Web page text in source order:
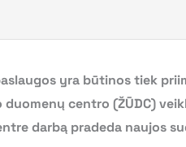
yra būtinos tiek
centro (ŽŪDC)
darbą pradeda naujos